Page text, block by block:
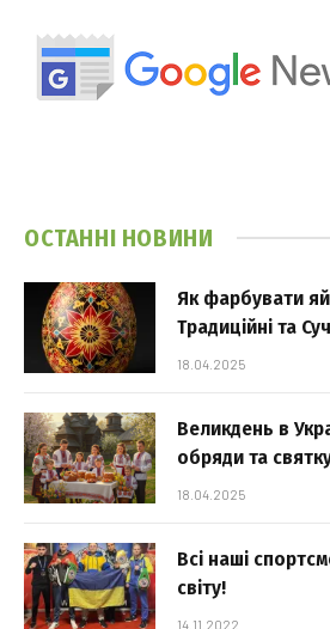
ОСТАННІ НОВИНИ
Як фарбувати
Традиційні та
18.04.2025
Великдень в
обряди та
18.04.2025
Всі наші
світу!
14.11.2022